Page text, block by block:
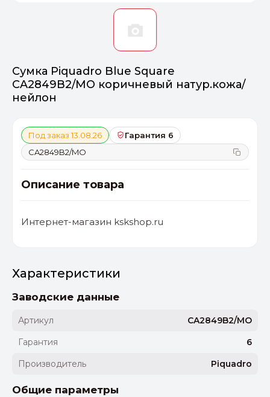
Сумка Piquadro Blue Square
CA2849B2/MO коричневый натур.кожа/
нейлон
Под заказ 13.08.26
Гарантия 6
CA2849B2/MO
Описание товара
Интернет-магазин kskshop.ru
Характеристики
Заводские данные
Артикул
CA2849B2/MO
Гарантия
6
Производитель
Piquadro
Общие параметры